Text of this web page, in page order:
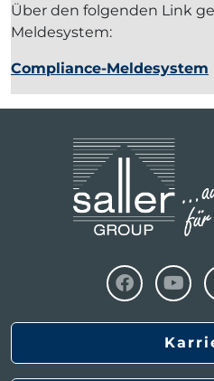
Über den folgenden Link
Meldesystem:
Compliance-Meldesystem